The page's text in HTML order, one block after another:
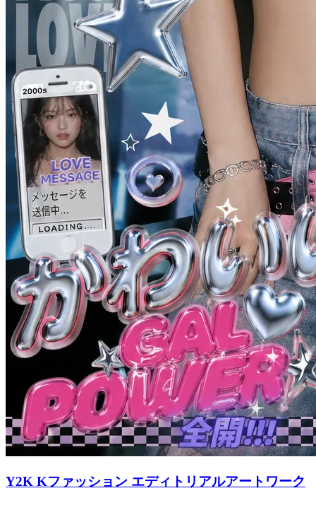
Y2K Kファッション エディトリアルアートワーク